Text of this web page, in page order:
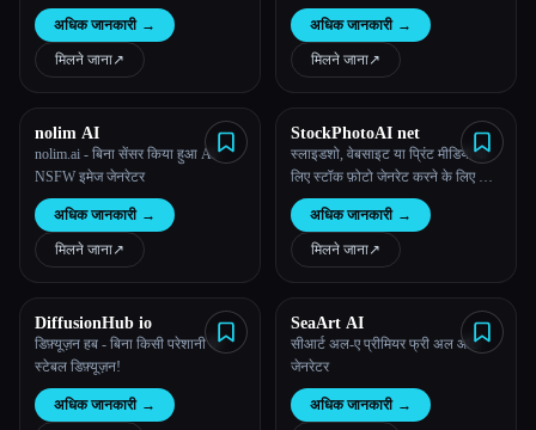
बनाने में मदद करता है जिसकी तुम कल्पना
कर सकते हो।
अधिक जानकारी →
मिलने जाना↗︎
अधिक जानकारी →
मिलने जाना↗︎
nolim AI
nolim.ai - बिना सेंसर किया हुआ AI
NSFW इमेज जेनरेटर
अधिक जानकारी →
मिलने जाना↗︎
StockPhotoAI net
स्लाइडशो, वेबसाइट या प्रिंट मीडिया के
लिए स्टॉक फ़ोटो जेनरेट करने के लिए AI
का इस्तेमाल करें।
अधिक जानकारी →
मिलने जाना↗︎
DiffusionHub io
डिफ़्यूज़न हब - बिना किसी परेशानी के
स्टेबल डिफ़्यूज़न!
अधिक जानकारी →
SeaArt AI
सीआर्ट अल-ए प्रीमियर फ्री अल आर्ट
जेनरेटर
अधिक जानकारी →